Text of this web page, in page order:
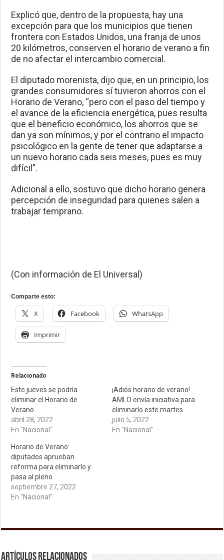
Explicó que, dentro de la propuesta, hay una
excepción para que los municipios que tienen
frontera con Estados Unidos, una franja de unos
20 kilómetros, conserven el horario de verano a fin
de no afectar el intercambio comercial.
El diputado morenista, dijo que, en un principio, los
grandes consumidores sí tuvieron ahorros con el
Horario de Verano, “pero con el paso del tiempo y
el avance de la eficiencia energética, pues resulta
que el beneficio económico, los ahorros que se
dan ya son mínimos, y por el contrario el impacto
psicológico en la gente de tener que adaptarse a
un nuevo horario cada seis meses, pues es muy
difícil”.
Adicional a ello, sostuvo que dicho horario genera
percepción de inseguridad para quienes salen a
trabajar temprano.
(Con información de El Universal)
Comparte esto:
X Facebook WhatsApp
Imprimir
Relacionado
Este jueves se podría
eliminar el Horario de
Verano
abril 28, 2022
En "Nacional"
¡Adiós horario de verano!
AMLO envía iniciativa para
eliminarlo este martes
julio 5, 2022
En "Nacional"
Horario de Verano:
diputados aprueban
reforma para eliminarlo y
pasa al pleno
septiembre 27, 2022
En "Nacional"
Artículos relacionados